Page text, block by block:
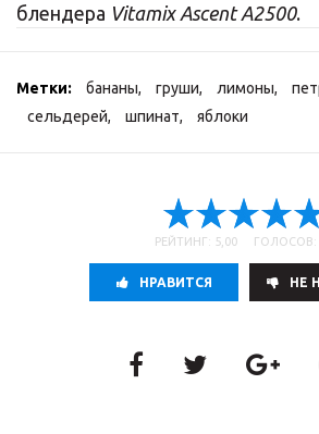
блендера Vitamix Ascent A2500.
Метки: бананы, груши, лимоны,
сельдерей, шпинат, яблоки
РЕЙТИНГ: 5,00 ГОЛОСОВ:
НРАВИТСЯ НE